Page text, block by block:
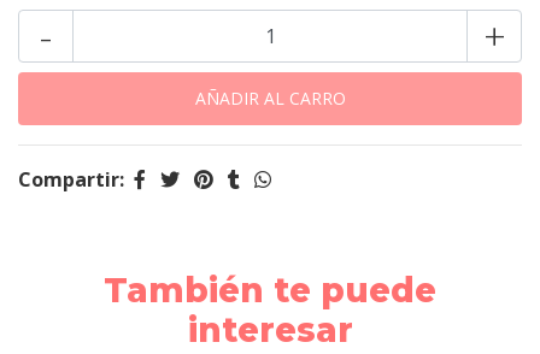
+
-
Compartir:
También te puede
interesar